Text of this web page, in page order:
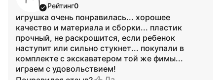
Рейтинг0
игрушка очень понравилась... хорошее
качество и материала и сборки... пластик
прочный, не раскрошится, если ребенок
наступит или сильно стукнет... покупали в
комплекте с экскаватером той же фимы...
играем с удовольствием!